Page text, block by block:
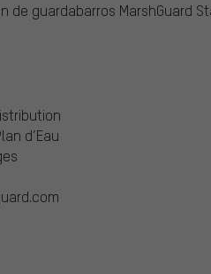
de guardabarros MarshGuard
d’Eau